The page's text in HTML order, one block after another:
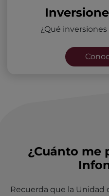
¿Qué
¿Cuánto me
Recuerda que la Unidad